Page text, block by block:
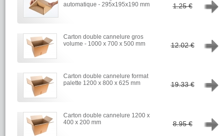
automatique - 295x195x190 mm
1.25 €
Carton double cannelure gros
volume - 1000 x 700 x 500 mm
12.02 €
Carton double cannelure format
palette 1200 x 800 x 625 mm
19.33 €
Carton double cannelure 1200 x
400 x 200 mm
8.95 €